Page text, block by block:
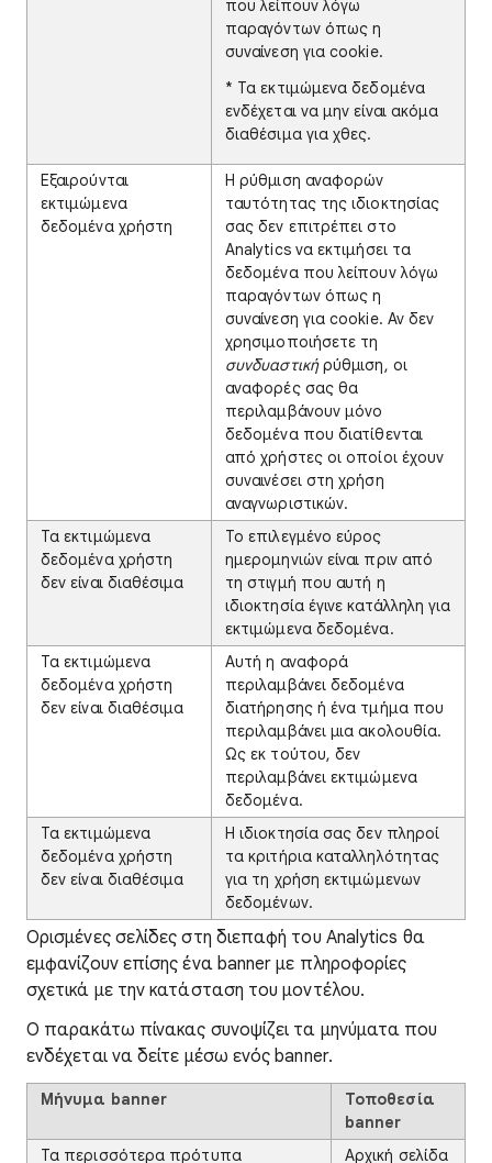
που λείπουν λόγω
παραγόντων όπως η
συναίνεση για cookie.
* Τα εκτιμώμενα δεδομένα
ενδέχεται να μην είναι ακόμα
διαθέσιμα για χθες.
Εξαιρούνται
εκτιμώμενα
δεδομένα χρήστη
Η ρύθμιση αναφορών
ταυτότητας της ιδιοκτησίας
σας δεν επιτρέπει στο
Analytics να εκτιμήσει τα
δεδομένα που λείπουν λόγω
παραγόντων όπως η
συναίνεση για cookie. Αν δεν
χρησιμοποιήσετε τη
συνδυαστικήρύθμιση, οι
αναφορές σας θα
περιλαμβάνουν μόνο
δεδομένα που διατίθενται
από χρήστες οι οποίοι έχουν
συναινέσει στη χρήση
αναγνωριστικών.
Τα εκτιμώμενα
δεδομένα χρήστη
δεν είναι διαθέσιμα
Το επιλεγμένο εύρος
ημερομηνιών είναι πριν από
τη στιγμή που αυτή η
ιδιοκτησία έγινε κατάλληλη για
εκτιμώμενα δεδομένα.
Τα εκτιμώμενα
δεδομένα χρήστη
δεν είναι διαθέσιμα
Αυτή η αναφορά
περιλαμβάνει δεδομένα
διατήρησης ή ένα τμήμα που
περιλαμβάνει μια ακολουθία.
Ως εκ τούτου, δεν
περιλαμβάνει εκτιμώμενα
δεδομένα.
Τα εκτιμώμενα
δεδομένα χρήστη
δεν είναι διαθέσιμα
Η ιδιοκτησία σας δεν πληροί
τα κριτήρια καταλληλότητας
για τη χρήση εκτιμώμενων
δεδομένων.
Ορισμένες σελίδες στη διεπαφή του Analytics θα
εμφανίζουν επίσης ένα banner με πληροφορίες
σχετικά με την κατάσταση του μοντέλου.
Ο παρακάτω πίνακας συνοψίζει τα μηνύματα που
ενδέχεται να δείτε μέσω ενός banner.
Μήνυμα banner
Τοποθεσία
banner
Τα περισσότερα πρότυπα
Αρχική σελίδα